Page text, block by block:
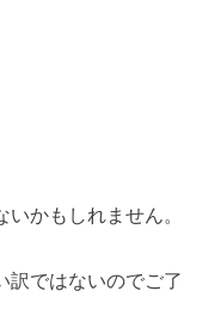
かもしれません。
訳ではないのでご了